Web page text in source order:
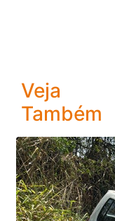
Veja
Também